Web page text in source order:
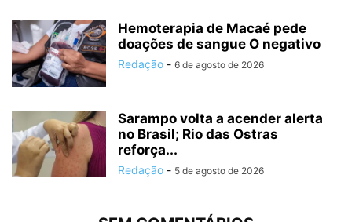
Hemoterapia de Macaé pede
doações de sangue O negativo
Redação - 6 de agosto de 2026
Sarampo volta a acender alerta
no Brasil; Rio das Ostras
reforça...
Redação - 5 de agosto de 2026